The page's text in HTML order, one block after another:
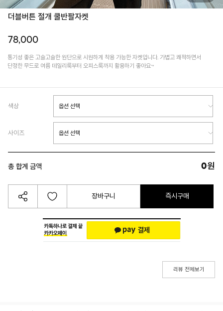
더블버튼 절개 쿨반팔자켓
78,000
통기성 좋은 고슬고슬한 원단으로 시원하게 착용 가능한 자켓입니다. 가볍고 쾌적하면서
단정한 무드로 여름 데일리룩부터 오피스룩까지 활용하기 좋아요~
색상
사이즈
총 합계 금액 0원
장바구니 즉시구매
리뷰 전체보기